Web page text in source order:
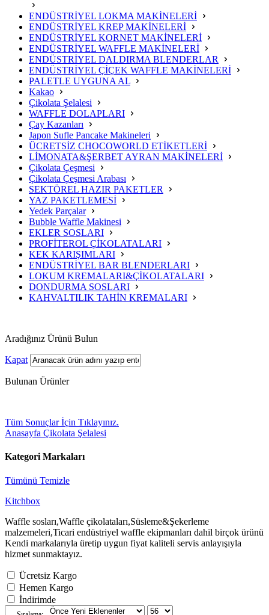
ENDÜSTRİYEL LOKMA MAKİNELERİ
ENDÜSTRİYEL KREP MAKİNELERİ
ENDÜSTRİYEL KORNET MAKİNELERİ
ENDÜSTRİYEL WAFFLE MAKİNELERİ
ENDÜSTRİYEL DALDIRMA BLENDERLAR
ENDÜSTRİYEL ÇİÇEK WAFFLE MAKİNELERİ
PALETLE UYGUNA AL
Kakao
Çikolata Şelalesi
WAFFLE DOLAPLARI
Çay Kazanları
Japon Sufle Pancake Makineleri
ÜCRETSİZ CHOCOWORLD ETİKETLERİ
LİMONATA&ŞERBET AYRAN MAKİNELERİ
Çikolata Çeşmesi
Çikolata Çeşmesi Arabası
SEKTÖREL HAZIR PAKETLER
YAZ PAKETLEMESİ
Yedek Parçalar
Bubble Waffle Makinesi
EKLER SOSLARI
PROFİTEROL ÇİKOLATALARI
KEK KARIŞIMLARI
ENDÜSTRİYEL BAR BLENDERLARI
LOKUM KREMALARI&ÇİKOLATALARI
DONDURMA SOSLARI
KAHVALTILIK TAHİN KREMALARI
Aradığınız Ürünü Bulun
Kapat
Bulunan Ürünler
Tüm Sonuçlar İçin Tıklayınız.
Anasayfa Çikolata Şelalesi
Kategori Markaları
Tümünü Temizle
Kitchbox
Waffle sosları,Waffle çikolataları,Süsleme&Şekerleme
malzemeleri,Ticari endüstriyel waffle ekipmanları dahil birçok ürünü
Kendi markalarıyla üretip uygun fiyat kaliteli servis anlayışıyla
hizmet sunmaktayız.
Ücretsiz Kargo
Hemen Kargo
İndirimde